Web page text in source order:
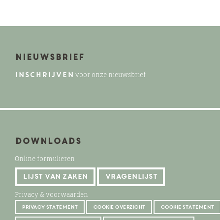
Nieuwsbrief
INSCHRIJVEN voor onze nieuwsbrief
Downloads
Online formulieren
lijst van zaken vragenlijst
Privacy & voorwaarden
privacy statement cookie overzicht cookie statement